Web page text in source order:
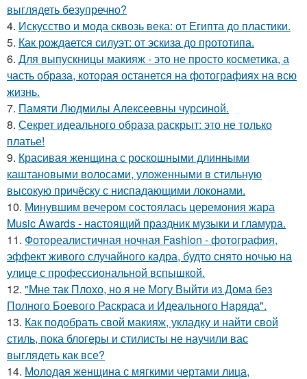
выглядеть безупречно?
4. Искусство и мода сквозь века: от Египта до пластики.
5. Как рождается силуэт: от эскиза до прототипа.
6. Для выпускницы макияж - это не просто косметика, а
часть образа, которая останется на фотографиях на всю
жизнь.
7. Памяти Людмилы Алексеевны чурсиной.
8. Секрет идеального образа раскрыт: это не только
платье!
9. Красивая женщина с роскошными длинными
каштановыми волосами, уложенными в стильную
высокую причёску с ниспадающими локонами.
10. Минувшим вечером состоялась церемония жара
Music Awards - настоящий праздник музыки и гламура.
11. Фотореалистичная ночная Fashion - фотография,
эффект живого случайного кадра, будто снято ночью на
улице с профессиональной вспышкой.
12. "Мне так Плохо, но я не Могу Выйти из Дома без
Полного Боевого Раскраса и Идеального Наряда".
13. Как подобрать свой макияж, укладку и найти свой
стиль, пока блогеры и стилисты не научили вас
выглядеть как все?
14. Молодая женщина с мягкими чертами лица,